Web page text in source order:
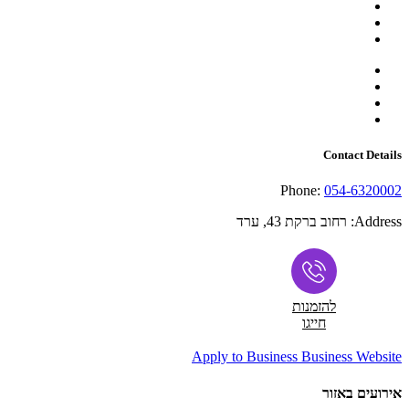
Contact Details
Phone: 054-6320002
Address: רחוב ברקת 43, ערד
להזמנות
חייגו
Apply to Business Business Website
אירועים באזור